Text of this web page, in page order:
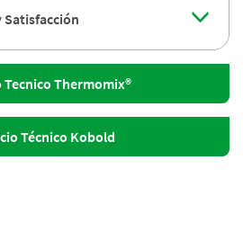
Satisfacción
Tecnico Thermomix®
Técnico Kobold